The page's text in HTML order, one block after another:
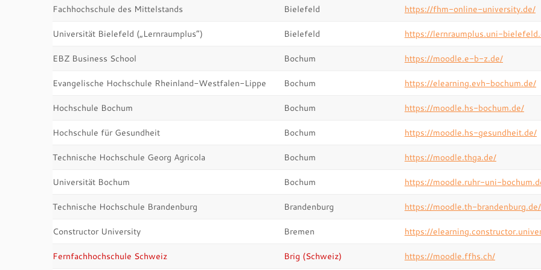
Fachhochschule des Mittelstands Bielefeld https://fhm-online-university.de/
Universität Bielefeld („Lernraumplus“) Bielefeld https://lernraumplus.uni-
EBZ Business School Bochum https://moodle.e-b-z.de/
Evangelische Hochschule Rheinland-Westfalen-Lippe Bochum https://elearning.evh-bochum.de/
Hochschule Bochum Bochum https://moodle.hs-bochum.de/
Hochschule für Gesundheit Bochum https://moodle.hs-gesundheit.de/
Technische Hochschule Georg Agricola Bochum https://moodle.thga.de/
Universität Bochum Bochum https://moodle.ruhr-uni-
Technische Hochschule Brandenburg Brandenburg https://moodle.th-brandenburg.de/
Constructor University Bremen https://
Fernfachhochschule Schweiz Brig (Schweiz) https://moodle.ffhs.ch/